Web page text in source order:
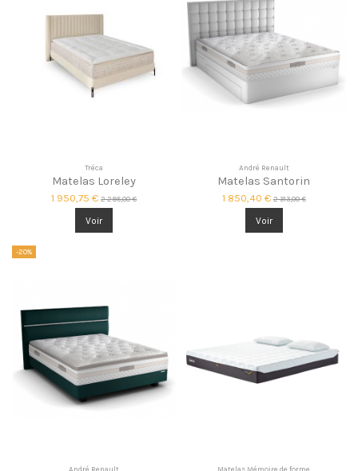
Tréca
Matelas Loreley
1 950,75 € 2 295,00 €
Voir
André Renault
Matelas Santorin
1 850,40 € 2 313,00 €
Voir
-20%
André Renault Matelas Mémoire de forme